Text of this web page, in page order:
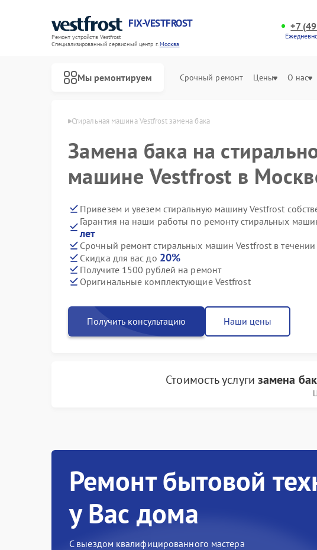
FIX-VESTFROST
Ремонт устройств Vestfrost
Специализированный cервисный центр г.Москва
+7
Мы ремонтируем Срочный ремонт Цены О нас
Стиральная машина Vestfrost замена бака
Замена бака на
машине Vestfrost в
Привезем и увезем стиральную машину Vestfrost
Гарантия на наши работы по ремонту стиральных
лет
Срочный ремонт стиральных машин Vestfrost в течении
Скидка для вас до 20%
Получите 1500 рублей на ремонт
Оригинальные комплектующие Vestfrost
Получить консультацию Наши цены
Стоимость услуги замена
Ремонт бытовой
у Вас дома
С выездом квалифицированного мастера